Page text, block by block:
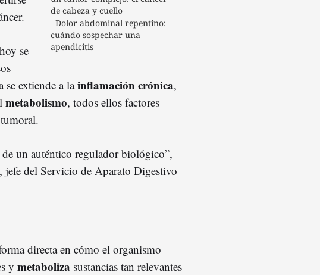
de cabeza y cuello
Dolor abdominal repentino:
cuándo sospechar una
apendicitis
se
extiende a lainflamación crónica,
metabolismo, todos ellos factores
un auténtico regulador biológico”,
, jefe del Servicio de Aparato Digestivo
directa en cómo el organismo
y metaboliza sustancias tan relevantes